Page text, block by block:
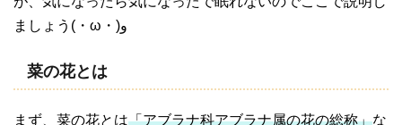
ましょう(・ω・)و
菜の花とは
まず、菜の花とは「アブラナ科アブラナ属の花の総称」な